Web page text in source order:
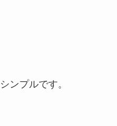
ンプルです。